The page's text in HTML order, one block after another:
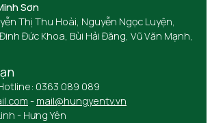
Sơn
Thị Thu Hoài, Nguyễn Ngọc Luyện,
Đức Khoa, Bùi Hải Đăng, Vũ Văn Mạnh,
0363 089 089
- mail@hungyentv.vn
- Hưng Yên